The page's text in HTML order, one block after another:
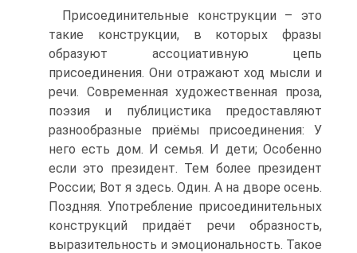
Присоединительные конструкции – это
такие конструкции, в которых фразы
образуют ассоциативную цепь
присоединения. Они отражают ход мысли и
речи. Современная художественная проза,
поэзия и публицистика предоставляют
разнообразные приёмы присоединения: У
него есть дом. И семья. И дети; Особенно
если это президент. Тем более президент
России; Вот я здесь. Один. А на дворе осень.
Поздняя. Употребление присоединительных
конструкций придаёт речи образность,
выразительность и эмоциональность. Такое